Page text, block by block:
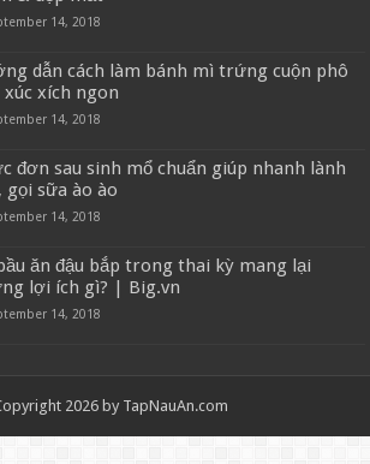
14, 2018
dẫn cách làm bánh mì trứng cuộn phô
xúc xích ngon
14, 2018
đơn sau sinh mổ chuẩn giúp nhanh lành
gọi sữa ào ào
14, 2018
ăn đậu bắp trong thai kỳ mang lại
lợi ích gì? | Big.vn
14, 2018
2026 by TapNauAn.com